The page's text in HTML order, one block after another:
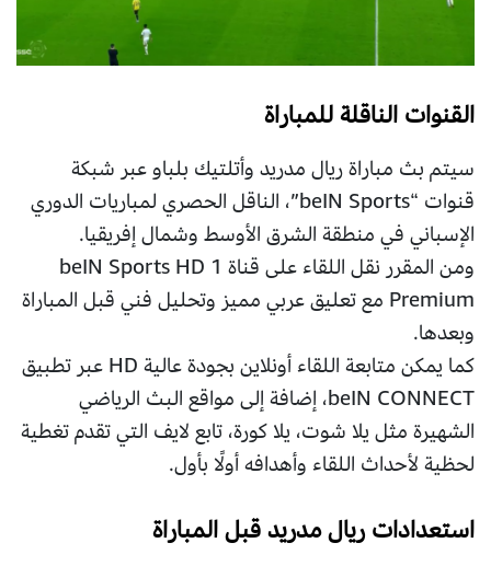
القنوات الناقلة للمباراة
سيتم بث مباراة ريال مدريد وأتلتيك بلباو عبر شبكة
قنوات “beIN Sports”، الناقل الحصري لمباريات الدوري
الإسباني في منطقة الشرق الأوسط وشمال إفريقيا.
ومن المقرر نقل اللقاء على قناة beIN Sports HD 1
Premium مع تعليق عربي مميز وتحليل فني قبل المباراة
وبعدها.
كما يمكن متابعة اللقاء أونلاين بجودة عالية HD عبر تطبيق
beIN CONNECT، إضافة إلى مواقع البث الرياضي
الشهيرة مثل يلا شوت، يلا كورة، تابع لايف التي تقدم تغطية
لحظية لأحداث اللقاء وأهدافه أولًا بأول.
استعدادات ريال مدريد قبل المباراة